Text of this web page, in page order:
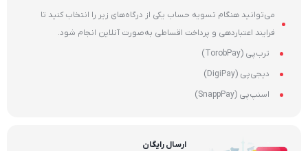
می‌توانید هنگام تسویه حساب یکی از درگاه‌های زیر را انتخاب کنید تا
فرایند اعتباردهی و پرداخت اقساطی به‌صورت آنلاین انجام شود.
ترب‌پی (TorobPay)
دیجی‌پی (DigiPay)
اسنپ‌پی (SnappPay)
ارسال رایگان